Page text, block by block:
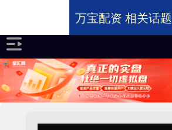
万宝配资 相关话题